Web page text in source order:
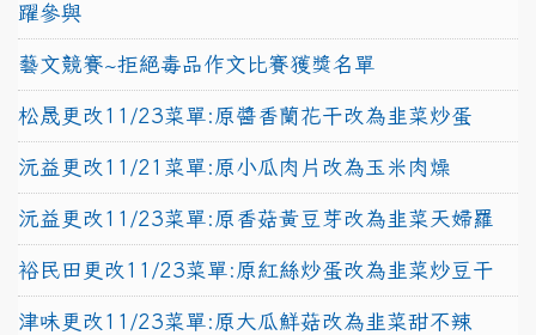
躍參與
藝文競賽~拒絕毒品作文比賽獲獎名單
松晟更改11/23菜單:原醬香蘭花干改為韭菜炒蛋
沅益更改11/21菜單:原小瓜肉片改為玉米肉燥
沅益更改11/23菜單:原香菇黃豆芽改為韭菜天婦羅
裕民田更改11/23菜單:原紅絲炒蛋改為韭菜炒豆干
津味更改11/23菜單:原大瓜鮮菇改為韭菜甜不辣